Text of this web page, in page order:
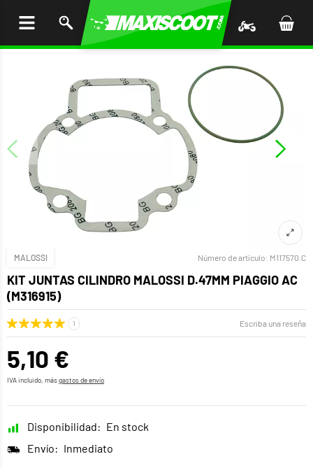
MALOSSI Número de artículo: M117570.C
KIT JUNTAS CILINDRO MALOSSI D.47MM PIAGGIO AC
(M316915)
Escriba una reseña
5,10 €
IVA incluido, másgastos de envío
Disponibilidad: En stock
Envío: Inmediato